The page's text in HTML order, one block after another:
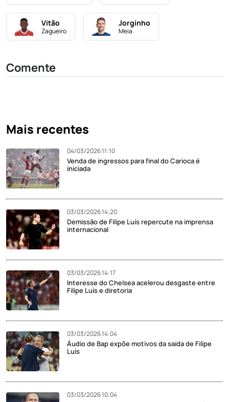
Vitão
Zagueiro
Jorginho
Meia
Comente
Mais recentes
04/03/2026 11:10
Venda de ingressos para final do Carioca é
iniciada
03/03/2026 14:20
Demissão de Filipe Luís repercute na imprensa
internacional
03/03/2026 14:17
Interesse do Chelsea acelerou desgaste entre
Filipe Luís e diretoria
03/03/2026 14:04
Áudio de Bap expõe motivos da saída de Filipe
Luís
03/03/2026 10:04